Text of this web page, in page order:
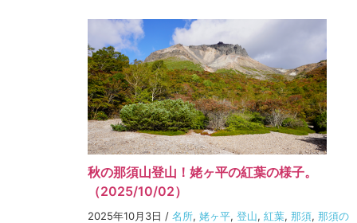
秋の那須山登山！姥ヶ平の紅葉の様子。
（2025/10/02）
2025年10月3日 / 名所, 姥ヶ平, 登山, 紅葉, 那須, 那須の